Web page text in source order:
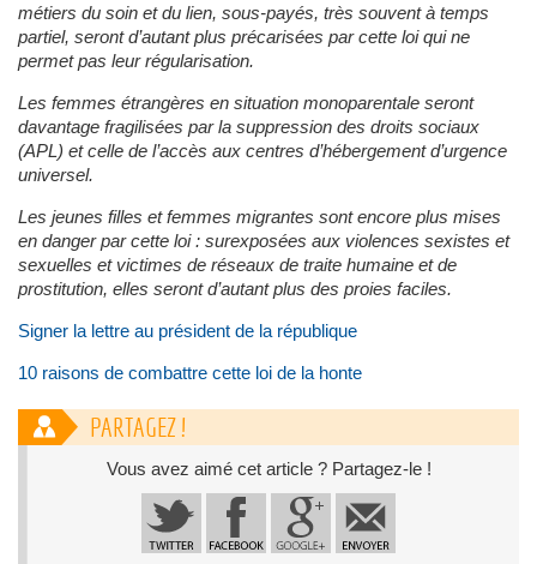
métiers du soin et du lien, sous-payés, très souvent à temps
partiel, seront d’autant plus précarisées par cette loi qui ne
permet pas leur régularisation.
Les femmes étrangères en situation monoparentale seront
davantage fragilisées par la suppression des droits sociaux
(APL) et celle de l’accès aux centres d’hébergement d’urgence
universel.
Les jeunes filles et femmes migrantes sont encore plus mises
en danger par cette loi : surexposées aux violences sexistes et
sexuelles et victimes de réseaux de traite humaine et de
prostitution, elles seront d’autant plus des proies faciles.
Signer la lettre au président de la république
10 raisons de combattre cette loi de la honte
PARTAGEZ !
Vous avez aimé cet article ? Partagez-le !